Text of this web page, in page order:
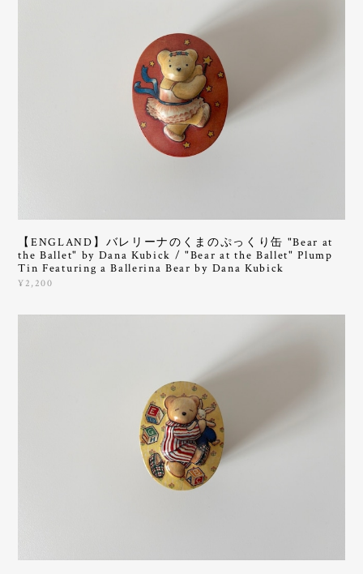
【ENGLAND】バレリーナのくまのぷっくり缶 "Bear at
the Ballet" by Dana Kubick / "Bear at the Ballet" Plump
Tin Featuring a Ballerina Bear by Dana Kubick
¥2,200